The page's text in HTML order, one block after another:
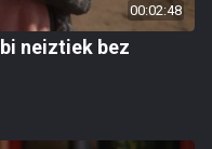
00:02:48
neiztiek bez